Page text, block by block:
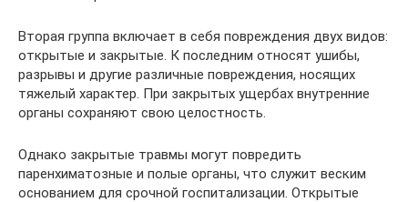
Вторая группа включает в себя повреждения двух видов:
открытые и закрытые. К последним относят ушибы,
разрывы и другие различные повреждения, носящих
тяжелый характер. При закрытых ущербах внутренние
органы сохраняют свою целостность.
Однако закрытые травмы могут повредить
паренхиматозные и полые органы, что служит веским
основанием для срочной госпитализации. Открытые